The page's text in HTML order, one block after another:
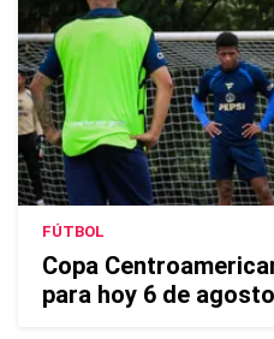
FÚTBOL
Copa
para hoy 6 de agosto